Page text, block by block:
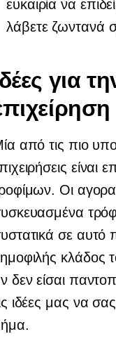
ευκαιρία να
λάβετε ζωντανά
για
από τις πιο
Οι
σε αυτό
κλάδος
δεν είσαι
ιδέες μας να